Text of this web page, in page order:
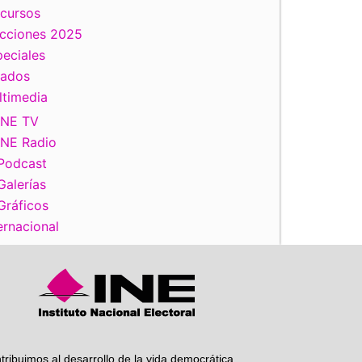
2025
TV
Radio
al desarrollo de la vida democrática